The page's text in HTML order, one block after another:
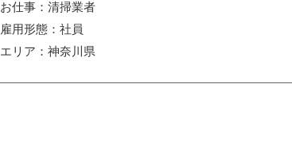
お仕事：清掃業者
雇用形態：社員
エリア：神奈川県